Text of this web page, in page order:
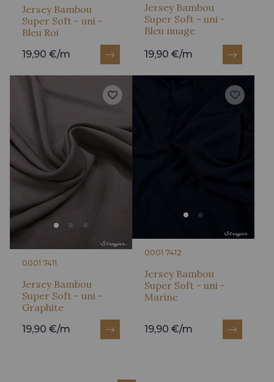
Jersey Bambou
Super Soft - uni -
Bleu Roi
19,90 €/m
Jersey Bambou
Super Soft - uni -
Bleu nuage
19,90 €/m
0001 7411
Jersey Bambou
Super Soft - uni -
Graphite
19,90 €/m
0001 7412
Jersey Bambou
Super Soft - uni -
Marine
19,90 €/m